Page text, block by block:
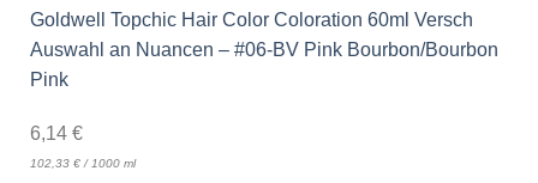
Goldwell Topchic Hair Color Coloration 60ml Versch
Auswahl an Nuancen – #06-BV Pink Bourbon/Bourbon
Pink
6,14 €
102,33 €/1000 ml